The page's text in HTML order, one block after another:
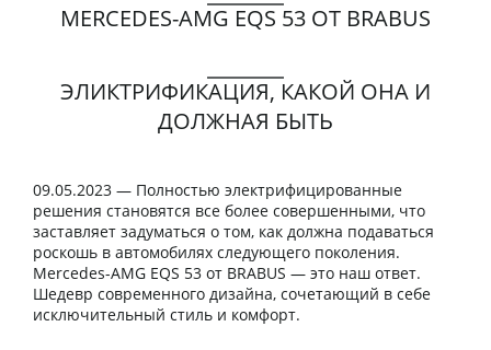
MERCEDES-AMG EQS 53 ОТ BRABUS
ЭЛИКТРИФИКАЦИЯ, КАКОЙ ОНА И
ДОЛЖНАЯ БЫТЬ
09.05.2023 — Полностью электрифицированные
решения становятся все более совершенными, что
заставляет задуматься о том, как должна подаваться
роскошь в автомобилях следующего поколения.
Mercedes-AMG EQS 53 от BRABUS — это наш ответ.
Шедевр современного дизайна, сочетающий в себе
исключительный стиль и комфорт.